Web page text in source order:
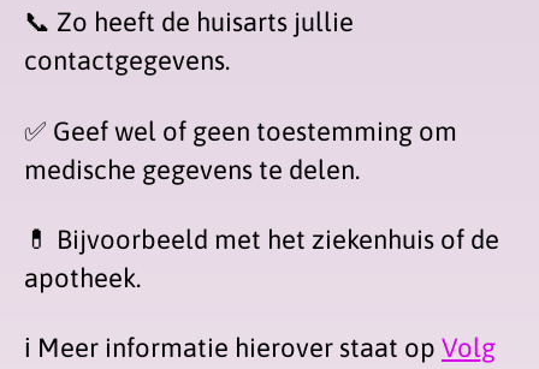
📞 Zo heeft de huisarts jullie
contactgegevens.
✅ Geef wel of geen toestemming om
medische gegevens te delen.
💊 Bijvoorbeeld met het ziekenhuis of de
apotheek.
ℹ️ Meer informatie hierover staat op Volg